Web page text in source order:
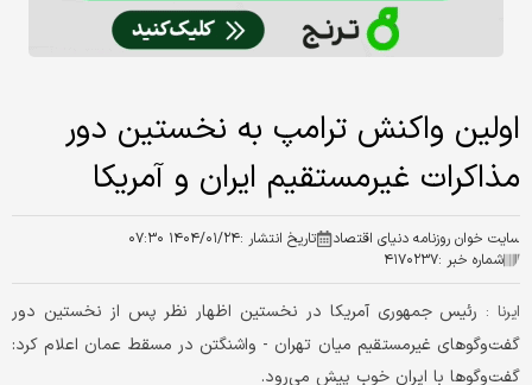
اولین واکنش ترامپ به نخستین دور
مذاکرات غیرمستقیم ایران و آمریکا
سایت خوان روزنامه دنیای اقتصاد تاریخ انتشار :۱۴۰۴/۰۱/۲۴ ۰۷:۳۰
شماره خبر :۴۱۷۰۲۳۷
ایرنا : رئیس جمهوری آمریکا در نخستین اظهار نظر پس از نخستین دور
گفت‌وگوهای غیرمستقیم میان تهران - واشنگتن در مسقط عمان اعلام کرد:
گفت‌وگوها با ایران خوب پیش می‌رود.